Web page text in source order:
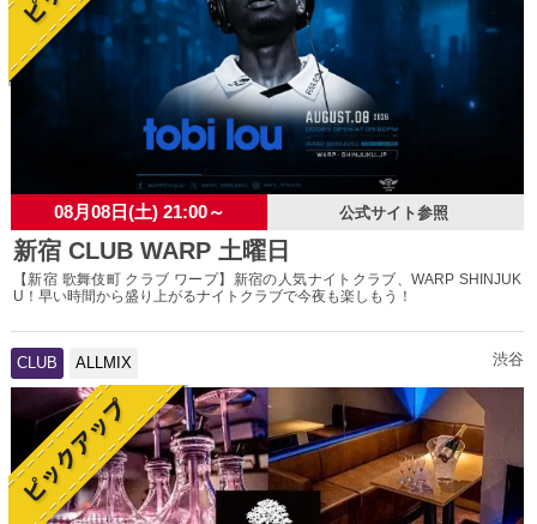
08月08日(土) 21:00～ 公式サイト参照
新宿 CLUB WARP 土曜日
【新宿 歌舞伎町 クラブ ワープ】新宿の人気ナイトクラブ、WARP SHINJUK
U！早い時間から盛り上がるナイトクラブで今夜も楽しもう！
CLUB ALLMIX 渋谷